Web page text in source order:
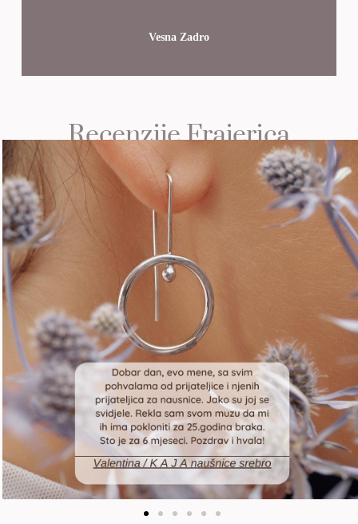
Vesna Zadro
Recenzije Frajerica